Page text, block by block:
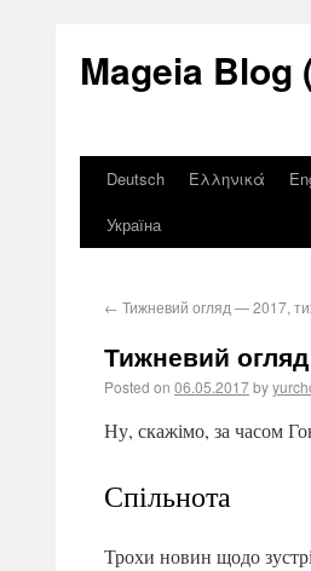
Mageia Blog
Deutsch Ελληνικά
Україна
← Тижневий огляд — 2017,
Тижневий
Posted on 06.05.2017by
Ну, скажімо, за часом
Спільнота
Трохи новин щодо